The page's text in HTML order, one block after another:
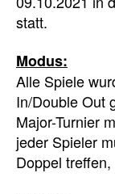
statt.
Modus:
Alle Spiele
In/Double Out
Major-Turnier
jeder Spieler
Doppel